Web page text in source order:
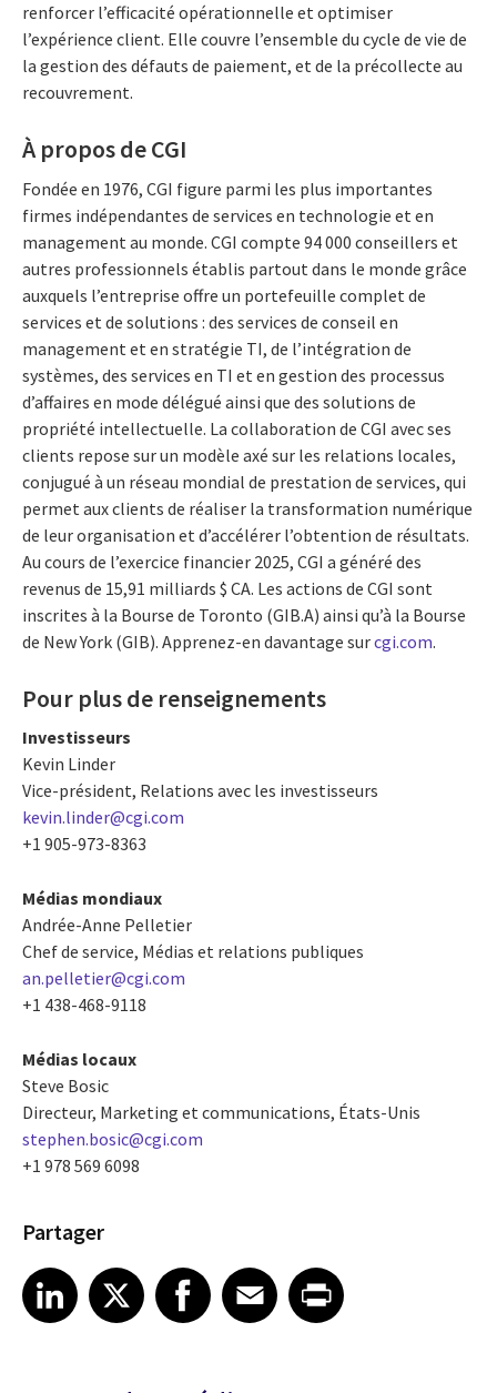
renforcer l’efficacité opérationnelle et optimiser
l’expérience client. Elle couvre l’ensemble du cycle de vie de
la gestion des défauts de paiement, et de la précollecte au
recouvrement.
À propos de CGI
Fondée en 1976, CGI figure parmi les plus importantes
firmes indépendantes de services en technologie et en
management au monde. CGI compte 94 000 conseillers et
autres professionnels établis partout dans le monde grâce
auxquels l’entreprise offre un portefeuille complet de
services et de solutions : des services de conseil en
management et en stratégie TI, de l’intégration de
systèmes, des services en TI et en gestion des processus
d’affaires en mode délégué ainsi que des solutions de
propriété intellectuelle. La collaboration de CGI avec ses
clients repose sur un modèle axé sur les relations locales,
conjugué à un réseau mondial de prestation de services, qui
permet aux clients de réaliser la transformation numérique
de leur organisation et d’accélérer l’obtention de résultats.
Au cours de l’exercice financier 2025, CGI a généré des
revenus de 15,91 milliards $ CA. Les actions de CGI sont
inscrites à la Bourse de Toronto (GIB.A) ainsi qu’à la Bourse
de New York (GIB). Apprenez-en davantage surcgi.com.
Pour plus de renseignements
Investisseurs
Kevin Linder
Vice-président, Relations avec les investisseurs
kevin.linder@cgi.com
+1 905-973-8363
Médias mondiaux
Andrée-Anne Pelletier
Chef de service, Médias et relations publiques
an.pelletier@cgi.com
+1 438-468-9118
Médias locaux
Steve Bosic
Directeur, Marketing et communications, États-Unis
stephen.bosic@cgi.com
+1 978 569 6098
Partager
Share article on LinkedIn
LinkedIn
Share article on XShare article on Facebook
Facebook
Share article on Email
EmailShare article on Print